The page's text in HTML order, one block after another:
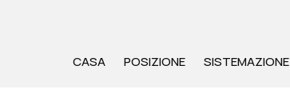
CASA POSIZIONE SISTEMAZIONE